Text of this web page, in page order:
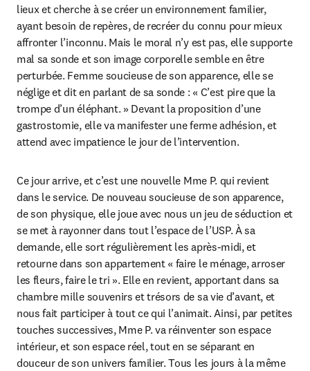
lieux et cherche à se créer un environnement familier,
ayant besoin de repères, de recréer du connu pour mieux
affronter l’inconnu. Mais le moral n’y est pas, elle supporte
mal sa sonde et son image corporelle semble en être
perturbée. Femme soucieuse de son apparence, elle se
néglige et dit en parlant de sa sonde : « C’est pire que la
trompe d’un éléphant. » Devant la proposition d’une
gastrostomie, elle va manifester une ferme adhésion, et
attend avec impatience le jour de l’intervention.
Ce jour arrive, et c’est une nouvelle Mme P. qui revient
dans le service. De nouveau soucieuse de son apparence,
de son physique, elle joue avec nous un jeu de séduction et
se met à rayonner dans tout l’espace de l’USP. À sa
demande, elle sort régulièrement les après-midi, et
retourne dans son appartement « faire le ménage, arroser
les fleurs, faire le tri ». Elle en revient, apportant dans sa
chambre mille souvenirs et trésors de sa vie d’avant, et
nous fait participer à tout ce qui l’animait. Ainsi, par petites
touches successives, Mme P. va réinventer son espace
intérieur, et son espace réel, tout en se séparant en
douceur de son univers familier. Tous les jours à la même